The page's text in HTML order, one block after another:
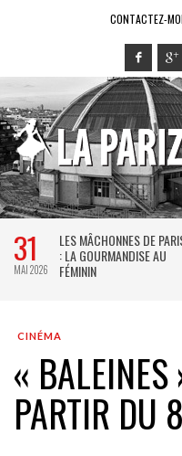
CONTACTEZ-MOI
31
MAI 2026
LES MÂCHONNES DE PARIS
: LA GOURMANDISE AU
FÉMININ
CINÉMA
« BALEINES
PARTIR DU